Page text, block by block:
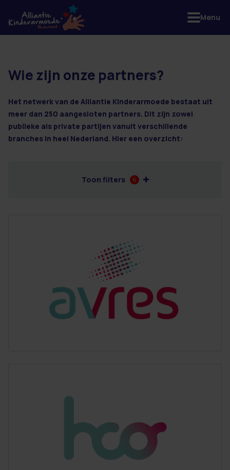
7 resultaten
Wie zijn onze partners?
Het netwerk van de Alliantie Kinderarmoede bestaat uit
meer dan 250 aangesloten partners. Dit zijn zowel
publieke als private partijen vanuit verschillende
branches in heel Nederland. Hier een overzicht:
Toon filters 6
Menu